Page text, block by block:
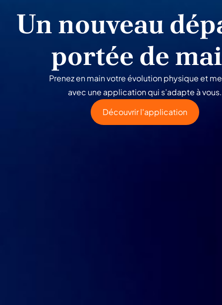
Un nouveau
portée de
Prenez en main votre évolution physique et
avec une application qui s’adapte à vous.
Découvrir l'application